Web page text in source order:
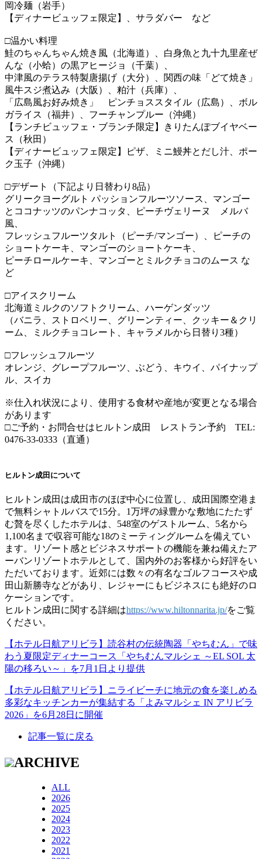
岡冷麺（岩手）
【ディナービュッフェ限定】、サラダバー など
□温かい料理
鮭のちゃんちゃん焼き風（北海道）、白身魚と九十九里産ぜ
んな（小蛤）の黒アヒージョ（千葉）、
中津風のテラス特製唐揚げ（大分）、関西の味「どて焼き」
風牛スジ煮込み（大阪）、粕汁（兵庫）、
「広島風お好み焼き」 ピンチョススタイル（広島）、ボル
ガライス（福井）、フーチャンプルー（沖縄）
【ランチビュッフェ・ブランチ限定】きりたんぽブイヤベー
ス（秋田）
【ディナービュッフェ限定】ピザ、ミニ鰻丼とだし汁、ポー
ク玉子（沖縄）
□デザート（下記より日替わり8品）
グリークヨーグルト パッションフルーツソース、マンゴー
とココナッツのパンナコッタ、ピーチヴェリーヌ メルバ
風、
フレッシュフルーツタルト（ピーチ/マンゴー）、ピーチの
ショートケーキ、マンゴーのショートケーキ、
ピーチロールケーキ、マンゴーとミルクチョコのムース な
ど
□アイスクリーム
北海道ミルクのソフトクリーム、ハーゲンダッツ
（バニラ、ストロベリー、グリーンティー、クッキー＆クリ
ーム、ミルクチョコレート、キャラメルから日替り3種）
□フレッシュフルーツ
オレンジ、グレープフルーツ、ぶどう、キウイ、パイナップ
ル、スイカ
※仕入れ状況により、使用する食材や産地が変更となる場合
があります
□ご予約・お問合せはヒルトン成田 レストラン予約 TEL:
0476-33-0333（直通）
ヒルトン成田について
ヒルトン成田は成田市のほぼ中心に位置し、成田国際空港ま
で無料シャトルバスで15分。1万坪の緑豊かな敷地にたたず
む贅を尽くしたホテルは、548室のゲストルーム、5名から
1,100名まで収容可能な18のミーティングルームを備えてい
ます。リゾート感とビジネスサポートの機能を兼ね備えたア
ーバンリゾートホテルとして、国内外のお客様から好評をい
ただいております。近郊には数々の有名なゴルフコースや成
田山新勝寺などがあり、レジャーにもビジネスにも絶好のロ
ケーションです。
ヒルトン成田に関する詳細はhttps://www.hiltonnarita.jp/をご覧
ください。
【ホテル日航アリビラ】読谷村の伝統陶器「やちむん」で味
わう夏限定ディナーコース「やちむんマルシェ ～EL SOL 太
陽の移ろい～」を7月1日より提供
【ホテル日航アリビラ】ニライビーチに地元の食を楽しめる
多彩なキッチンカーが集結する「よみマルシェ IN アリビラ
2026」を6月28日に開催
記事一覧に戻る
ARCHIVE
ALL
2026
2025
2024
2023
2022
2021